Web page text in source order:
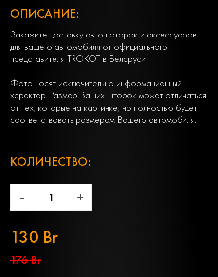
ОПИСАНИЕ:
Закажите доставку автошоторок и аксессуаров
для вашего автомобиля от официального
представителя TROKOT в Беларуси
Фото носят исключительно информационный
характер. Размер Ваших шторок может отличаться
от тех, которые на картинке, но полностью будет
соответствовать размерам Вашего автомобиля.
КОЛИЧЕСТВО:
- +
130 Br
176 Br